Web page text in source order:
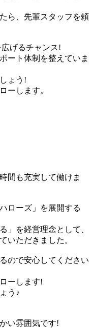
ら、先輩スタッフを頼
げるチャンス!
ート体制を整えていま
ょう!
ーします。
も充実して働けま
ローズ」を展開する
」を経営理念として、
いただきました。
ので安心してください
ーします!
う♪
い雰囲気です!